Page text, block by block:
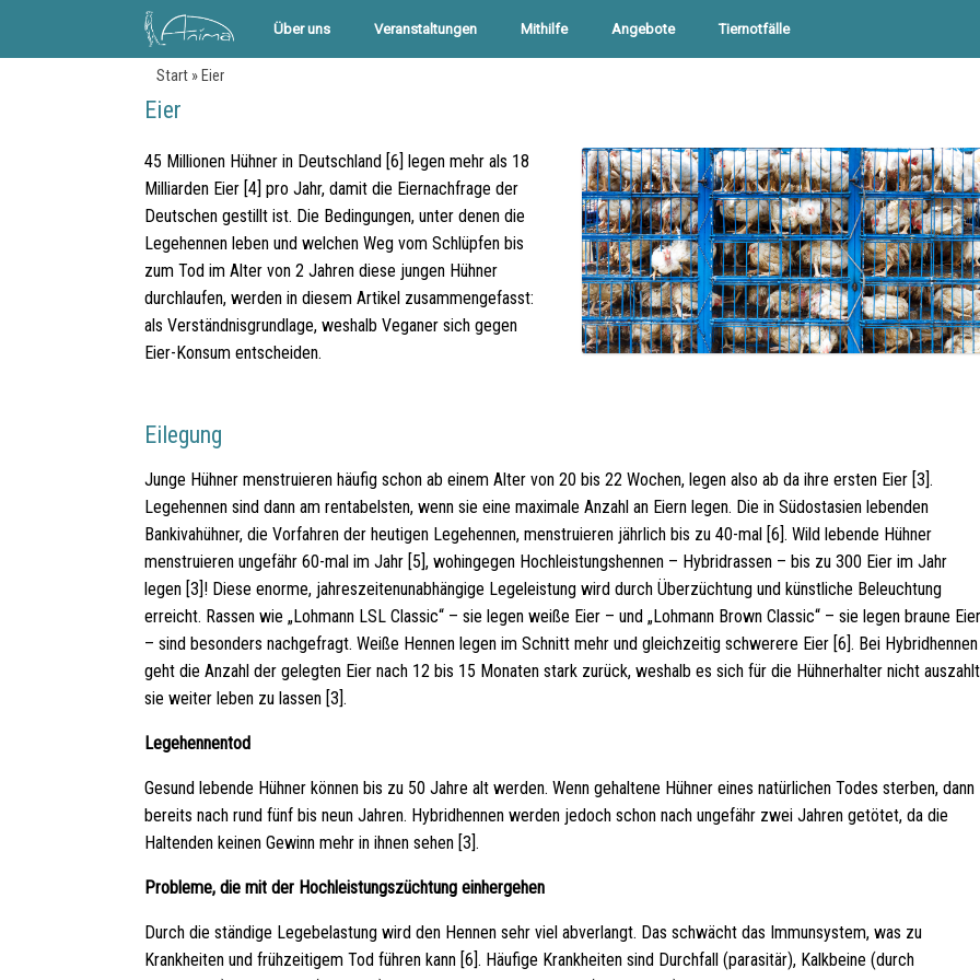
Über uns Veranstaltungen Mithilfe Angebote Tiernotfälle
Start» Eier
Eier
45 Millionen Hühner in Deutschland [6] legen mehr als 18
Milliarden Eier [4] pro Jahr, damit die Eiernachfrage der
Deutschen gestillt ist. Die Bedingungen, unter denen die
Legehennen leben und welchen Weg vom Schlüpfen bis
zum Tod im Alter von 2 Jahren diese jungen Hühner
durchlaufen, werden in diesem Artikel zusammengefasst:
als Verständnisgrundlage, weshalb Veganer sich gegen
Eier-Konsum entscheiden.
Eilegung
Junge Hühner menstruieren häufig schon ab einem Alter von 20 bis 22 Wochen, legen also ab da ihre ersten Eier [3].
Legehennen sind dann am rentabelsten, wenn sie eine maximale Anzahl an Eiern legen. Die in Südostasien lebenden
Bankivahühner, die Vorfahren der heutigen Legehennen, menstruieren jährlich bis zu 40-mal [6]. Wild lebende Hühner
menstruieren ungefähr 60-mal im Jahr [5], wohingegen Hochleistungshennen – Hybridrassen – bis zu 300 Eier im Jahr
legen [3]! Diese enorme, jahreszeitenunabhängige Legeleistung wird durch Überzüchtung und künstliche Beleuchtung
erreicht. Rassen wie „Lohmann LSL Classic“ – sie legen weiße Eier – und „Lohmann Brown Classic“ – sie legen braune Eier
– sind besonders nachgefragt. Weiße Hennen legen im Schnitt mehr und gleichzeitig schwerere Eier [6]. Bei Hybridhennen
geht die Anzahl der gelegten Eier nach 12 bis 15 Monaten stark zurück, weshalb es sich für die Hühnerhalter nicht
sie weiter leben zu lassen [3].
Legehennentod
Gesund lebende Hühner können bis zu 50 Jahre alt werden. Wenn gehaltene Hühner eines natürlichen Todes sterben, dann
bereits nach rund fünf bis neun Jahren. Hybridhennen werden jedoch schon nach ungefähr zwei Jahren getötet, da die
Haltenden keinen Gewinn mehr in ihnen sehen [3].
Probleme, die mit der Hochleistungszüchtung einhergehen
Durch die ständige Legebelastung wird den Hennen sehr viel abverlangt. Das schwächt das Immunsystem, was zu
Krankheiten und frühzeitigem Tod führen kann [6]. Häufige Krankheiten sind Durchfall (parasitär), Kalkbeine (durch